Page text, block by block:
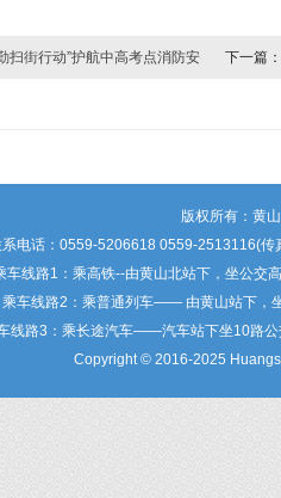
扫街行动”护航中高考点消防安 下一篇：
版权所有：
系电话：0559-5206618 0559-2513116(
车线路1：乘高铁--由黄山北站下，坐公交
乘车线路2：乘普通列车—— 由黄山站下，
线路3：乘长途汽车——汽车站下坐10路公
Copyright © 2016-2025